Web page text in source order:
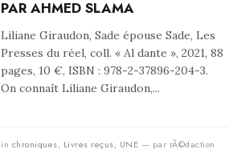
PAR AHMED SLAMA
Liliane Giraudon, Sade épouse Sade, Les
Presses du réel, coll. « Al dante », 2021, 88
pages, 10 €, ISBN : 978-2-37896-204-3.
On connaît Liliane Giraudon,...
in chroniques, Livres reçus, UNE — par rÃ©daction